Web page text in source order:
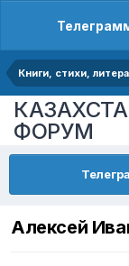
Книги, стихи,
ФОРУМ
Алексей